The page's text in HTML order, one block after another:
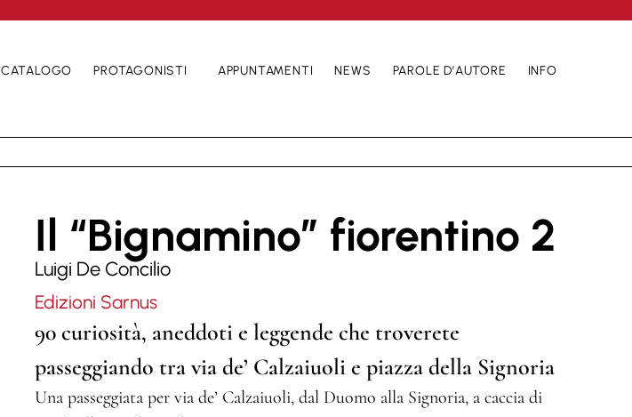
CATALOGO PROTAGONISTI APPUNTAMENTI NEWS PAROLE D’AUTORE INFO
Il “Bignamino” fiorentino 2
Luigi De Concilio
Edizioni Sarnus
90 curiosità, aneddoti e leggende che troverete
passeggiando tra via de’ Calzaiuoli e piazza della Signoria
Una passeggiata per via de’ Calzaiuoli, dal Duomo alla Signoria, a caccia di